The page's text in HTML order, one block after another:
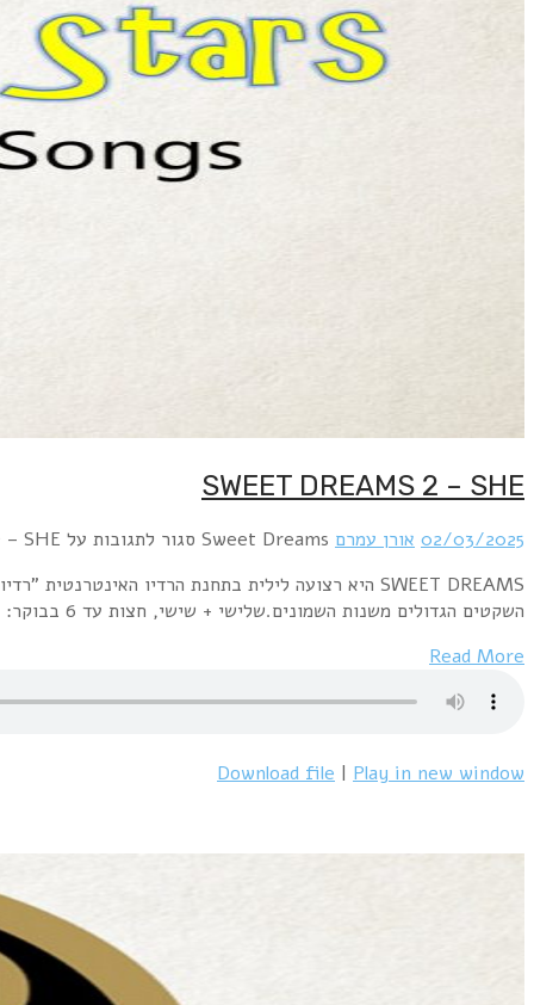
SWEET DREAMS היא רצועה לילית בתחנת הרדיו האינטרנטית "רדיו פלוס" www.radioplus.co.ilראשון + רביעי, חצות עד 6 בבוקר: השירים השקטים הגדולים משנות השבעים.שני+חמישי, חצות עד 6 בבוקר: השירים